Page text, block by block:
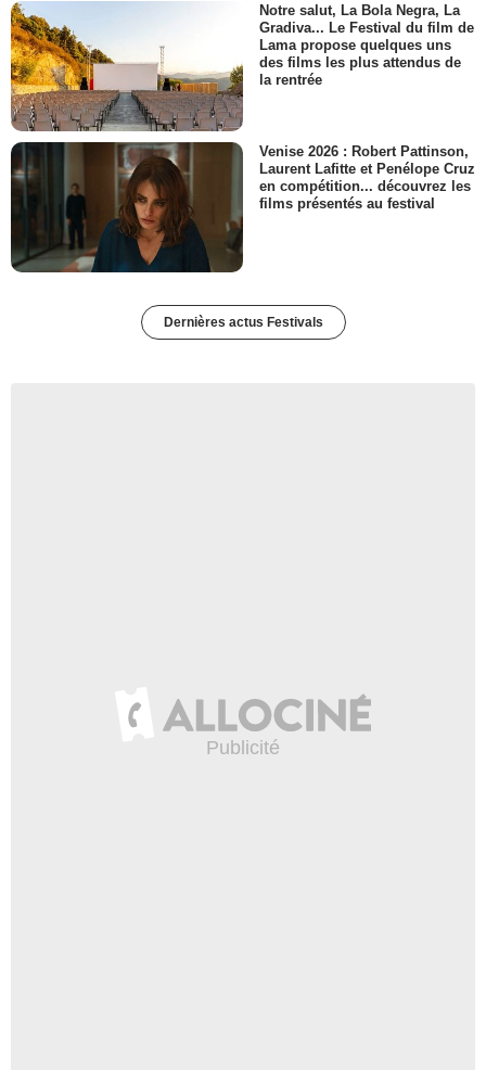
Notre salut, La Bola Negra, La
Gradiva... Le Festival du film de
Lama propose quelques uns
des films les plus attendus de
la rentrée
Venise 2026 : Robert Pattinson,
Laurent Lafitte et Penélope Cruz
en compétition... découvrez les
films présentés au festival
Dernières actus Festivals